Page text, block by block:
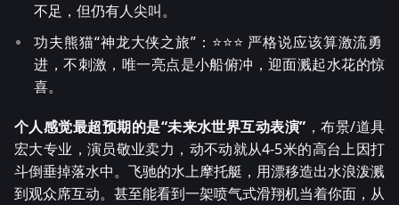
不足，但仍有人尖叫。
功夫熊猫“神龙大侠之旅”：⭐️⭐️⭐️ 严格说应该算激流勇
进，不刺激，唯一亮点是小船俯冲，迎面溅起水花的惊
喜。
个人感觉最超预期的是“未来水世界互动表演” ，布景/道具
宏大专业，演员敬业卖力，动不动就从4-5米的高台上因打
斗倒垂掉落水中。飞驰的水上摩托艇，用漂移造出水浪泼溅
到观众席互动。甚至能看到一架喷气式滑翔机当着你面，从